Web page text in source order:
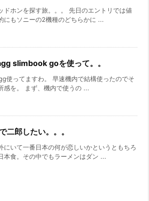
ドホンを探す旅。。。 先日のエントリでは値
にもソニーの2機種のどちらかに ...
slimbook goを使って。。
使ってますわ。 早速機内で結構使ったのでそ
感を。 まず、機内で使うの ...
二郎したい。。。
にいて一番日本の何が恋しいかというともちろ
本食。その中でもラーメンはダン ...